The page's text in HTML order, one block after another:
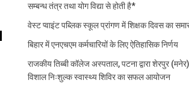
सम्बन्ध तंत्र तथा योग विद्या से होती है*
वेस्ट प्वाइंट पब्लिक स्कूल प्रांगण में शिक्षक दिवस का
बिहार में एनएचएम कर्मचारियों के लिए ऐतिहासिक निर्णय
राजकीय तिब्बी कॉलेज अस्पताल, पटना द्वारा शेरपुर
विशाल निःशुल्क स्वास्थ्य शिविर का सफल आयोजन